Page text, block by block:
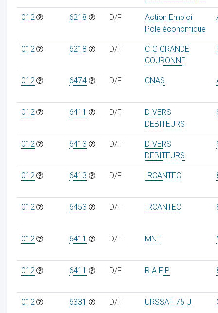
012 6218 D/F
Action Emploi
Pole économique
012 6218 D/F
CIG GRANDE
COURONNE
012 6474 D/F CNAS
012 6411 D/F
DIVERS
DEBITEURS
012 6413 D/F
DIVERS
DEBITEURS
012 6413 D/F IRCANTEC
012 6453 D/F IRCANTEC
012 6411 D/F MNT
012 6411 D/F R A F P
012 6331 D/F URSSAF 75 U